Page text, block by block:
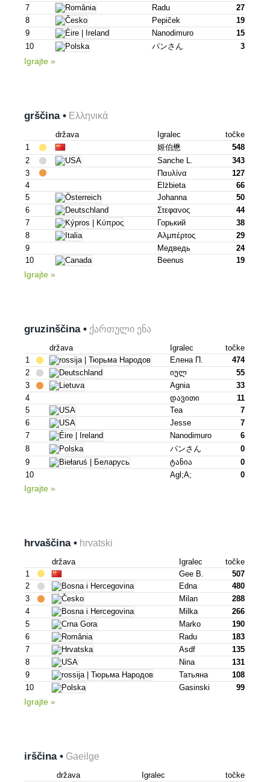
7 Radu
27
8
Pepiček
19
9
Nanodimuro
15
10
パンさん 3
Igrajte »
grščina • Ελληνικά
država Igralec
točke
1
姬伯懋
548
2
Sanche L.
343
3
Παυλίνα
127
4
Elżbieta
66
5
Johanna
50
6
Στεφανος
44
7
Горький
38
8
Αλμπέρτος
29
9
Медведь
24
10
Beenus 19
Igrajte »
gruzinščina • ქართული ენა
država Igralec
točke
1
Елена П.
474
2
Იულ
55
3
Agnia
33
4
Დავითი
11
5
Tea
7
6
Jesse
7
7
Nanodimuro
6
8
パンさん
0
9
Ტანია
0
10
Agl;a; 0
Igrajte »
hrvaščina • hrvatski
država Igralec
točke
1
Gee B.
507
2
Edna
480
3
Milan
288
4
Milka
266
5
Marko
190
6
Radu
183
7
Asdf
135
8
Nina
131
9
Татьяна
108
10
Gasinski 99
Igrajte »
irščina • Gaeilge
država Igralec
točke